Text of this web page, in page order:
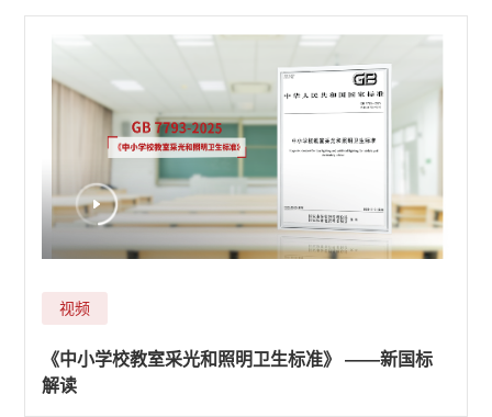
视频
《中小学校教室采光和照明卫生标准》 ——新国标
解读